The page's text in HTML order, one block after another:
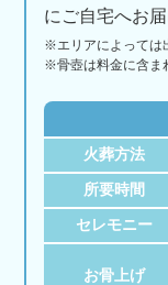
にご自宅へお
※エリアによっては
※骨壺は料金に含ま
火葬方法
所要時間
セレモニー
お骨上げ